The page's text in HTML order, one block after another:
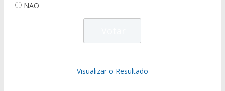
NÃO
Visualizar o Resultado